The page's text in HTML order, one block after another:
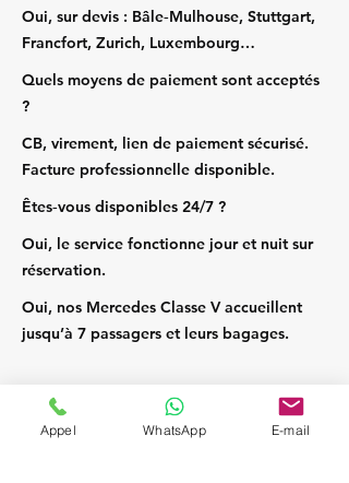
Oui, sur devis : Bâle‑Mulhouse, Stuttgart,
Francfort, Zurich, Luxembourg…
Quels moyens de paiement sont acceptés
?
CB, virement, lien de paiement sécurisé.
Facture professionnelle disponible.
Êtes‑vous disponibles 24/7 ?
Oui, le service fonctionne jour et nuit sur
réservation.
Oui, nos Mercedes Classe V accueillent
jusqu’à 7 passagers et leurs bagages.
Appel WhatsApp E-mail